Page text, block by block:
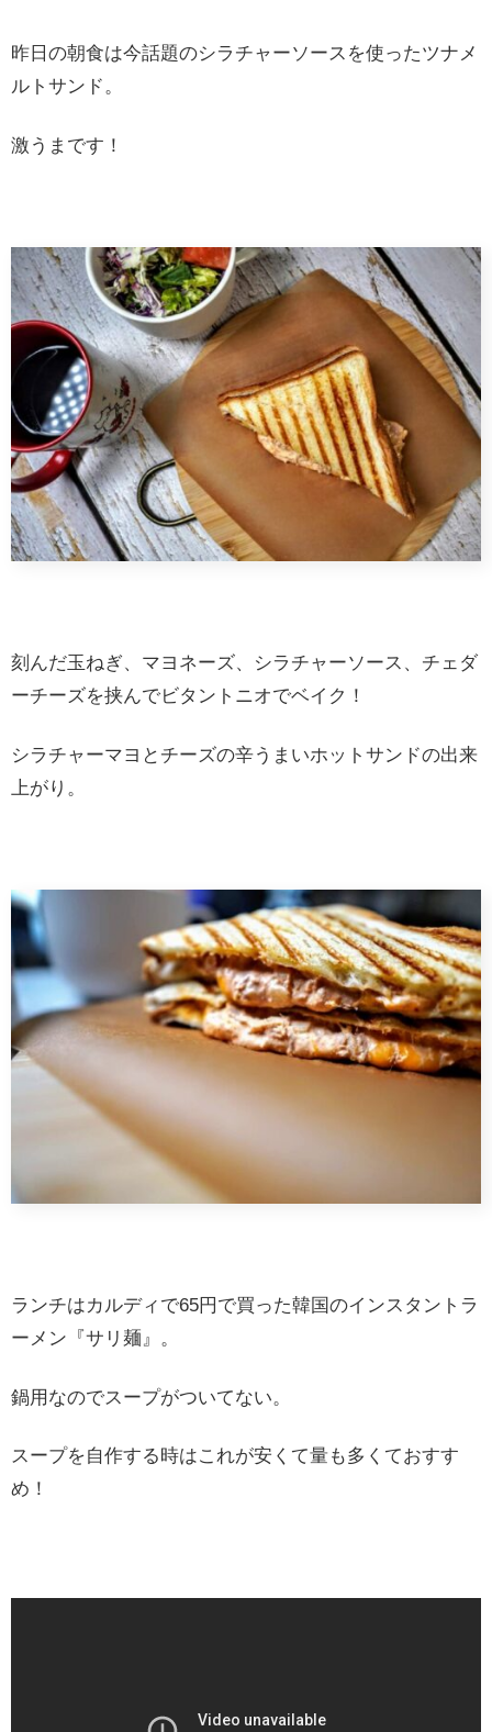
昨日の朝食は今話題のシラチャーソースを使ったツナメ
ルトサンド。
激うまです！
刻んだ玉ねぎ、マヨネーズ、シラチャーソース、チェダ
ーチーズを挟んでビタントニオでベイク！
シラチャーマヨとチーズの辛うまいホットサンドの出来
上がり。
ランチはカルディで65円で買った韓国のインスタントラ
ーメン『サリ麺』。
鍋用なのでスープがついてない。
スープを自作する時はこれが安くて量も多くておすす
め！